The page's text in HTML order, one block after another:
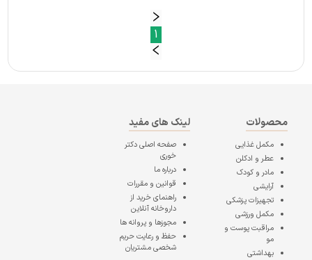
1
محصولات
مکمل غذایی
عطر و ادکلن
مادر و کودک
آرایشی
تجهیزات پزشکی
مکمل ورزشی
مراقبت پوست و
مو
بهداشتی
لینک های مفید
صفحه اصلیدکتر
خوری
درباره ما
قوانین و مقررات
راهنمای خرید از
داروخانه آنلاین
مجوزها و پروانه ها
حفظ و رعایت حریم
شخصی مشتریان